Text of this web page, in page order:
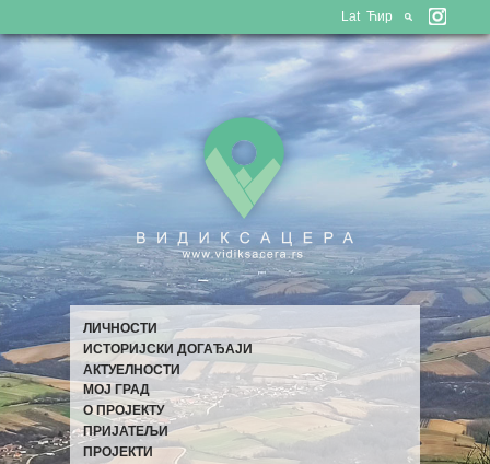
Lat Ћир
ЛИЧНОСТИ
ИСТОРИЈСКИ ДОГАЂАЈИ
АКТУЕЛНОСТИ
МОЈ ГРАД
О ПРОЈЕКТУ
ПРИЈАТЕЉИ
ПРОЈЕКТИ